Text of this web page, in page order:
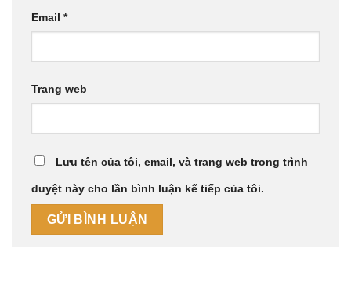
Email *
Trang web
Lưu tên của tôi, email, và trang web trong trình
duyệt này cho lần bình luận kế tiếp của tôi.